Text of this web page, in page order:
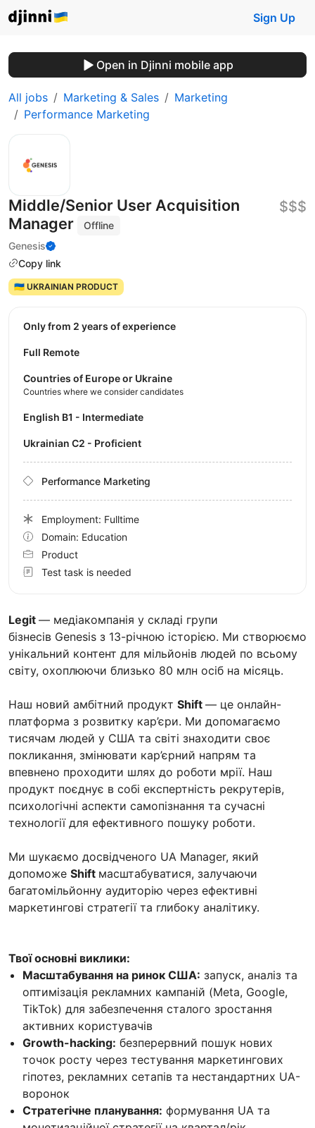
Sign Up
Open in Djinni mobile app
All jobs Marketing & Sales
Marketing
Performance Marketing
Middle/Senior User Acquisition
Manager
Offline
Genesis
Copy link
$$$
🇺🇦 UKRAINIAN PRODUCT
Legit — медіакомпанія у складі групи
бізнесів Genesis з 13-річною історією. Ми створюємо
унікальний контент для мільйонів людей по всьому
світу, охоплюючи близько 80 млн осіб на місяць.
Наш новий амбітний продукт Shift — це онлайн-
платформа з розвитку кар’єри. Ми допомагаємо
тисячам людей у США та світі знаходити своє
покликання, змінювати кар’єрний напрям та
впевнено проходити шлях до роботи мрії. Наш
продукт поєднує в собі експертність рекрутерів,
психологічні аспекти самопізнання та сучасні
технології для ефективного пошуку роботи.
Ми шукаємо досвідченого UA Manager, який
допоможе Shift масштабуватися, залучаючи
багатомільйонну аудиторію через ефективні
маркетингові стратегії та глибоку аналітику.
Твої основні виклики:
Масштабування на ринок США: запуск, аналіз та
оптимізація рекламних кампаній (Meta, Google,
TikTok) для забезпечення сталого зростання
активних користувачів
Growth-hacking: безперервний пошук нових
точок росту через тестування маркетингових
гіпотез, рекламних сетапів та нестандартних UA-
воронок
Стратегічне планування: формування UA та
Only from 2 years of experience
Full Remote
Countries of Europe or Ukraine
Countries where we consider candidates
English B1 - Intermediate
Ukrainian C2 - Proficient
Performance Marketing
Employment: Fulltime
Domain: Education
Product
Test task is needed